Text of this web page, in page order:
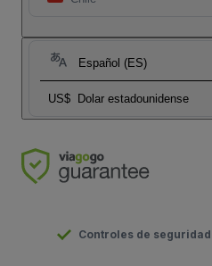
Español (ES)
US$ Dolar estadounidense
Controles de